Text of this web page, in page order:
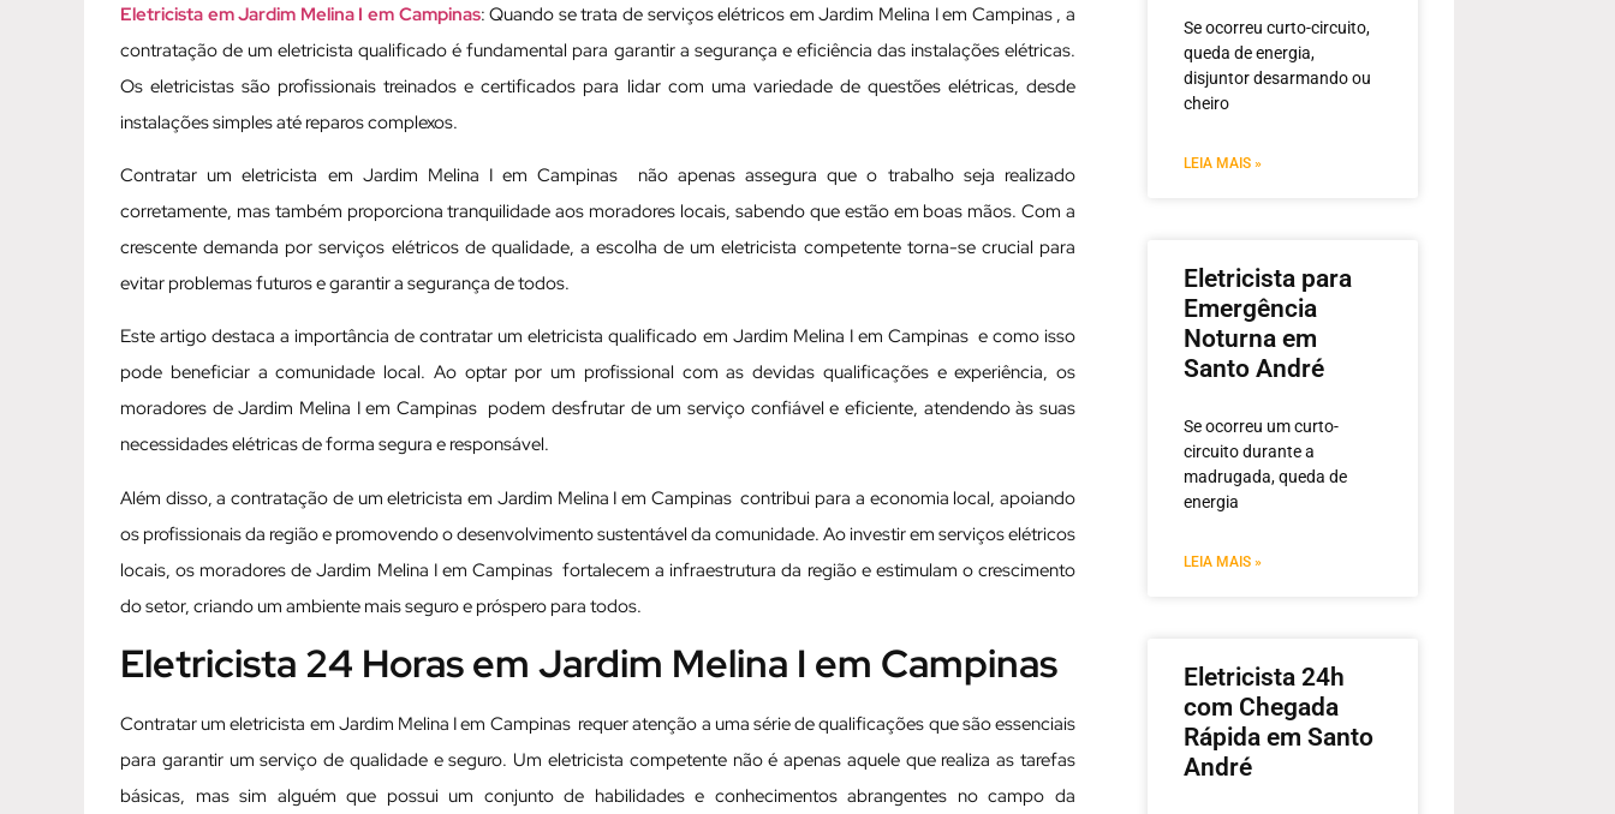
Eletricista em Jardim Melina I em Campinas: Quando se trata de serviços elétricos em Jardim Melina I em Campinas , a
contratação de um eletricista qualificado é fundamental para garantir a segurança e eficiência das instalações elétricas.
Os eletricistas são profissionais treinados e certificados para lidar com uma variedade de questões elétricas, desde
instalações simples até reparos complexos.
Contratar um eletricista em Jardim Melina I em Campinas não apenas assegura que o trabalho seja realizado
corretamente, mas também proporciona tranquilidade aos moradores locais, sabendo que estão em boas mãos. Com a
crescente demanda por serviços elétricos de qualidade, a escolha de um eletricista competente torna-se crucial para
evitar problemas futuros e garantir a segurança de todos.
Este artigo destaca a importância de contratar um eletricista qualificado em Jardim Melina I em Campinas e como isso
pode beneficiar a comunidade local. Ao optar por um profissional com as devidas qualificações e experiência, os
moradores de Jardim Melina I em Campinas podem desfrutar de um serviço confiável e eficiente, atendendo às suas
necessidades elétricas de forma segura e responsável.
Além disso, a contratação de um eletricista em Jardim Melina I em Campinas contribui para a economia local, apoiando
os profissionais da região e promovendo o desenvolvimento sustentável da comunidade. Ao investir em serviços elétricos
locais, os moradores de Jardim Melina I em Campinas fortalecem a infraestrutura da região e estimulam o crescimento
do setor, criando um ambiente mais seguro e próspero para todos.
Eletricista 24 Horas em Jardim Melina I em Campinas
Contratar um eletricista em Jardim Melina I em Campinas requer atenção a uma série de qualificações que são essenciais
para garantir um serviço de qualidade e seguro. Um eletricista competente não é apenas aquele que realiza as tarefas
básicas, mas sim alguém que possui um conjunto de habilidades e conhecimentos abrangentes no campo da
Se ocorreu curto-circuito,
queda de energia,
disjuntor desarmando ou
cheiro
LEIA MAIS »
Eletricista para
Emergência
Noturna em
Santo André
Se ocorreu um curto-
circuito durante a
madrugada, queda de
energia
LEIA MAIS »
Eletricista 24h
com Chegada
Rápida em Santo
André